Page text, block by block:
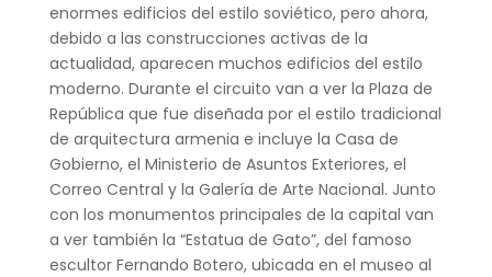
enormes edificios del estilo soviético, pero ahora,
debido a las construcciones activas de la
actualidad, aparecen muchos edificios del estilo
moderno. Durante el circuito van a ver la Plaza de
República que fue diseñada por el estilo tradicional
de arquitectura armenia e incluye la Casa de
Gobierno, el Ministerio de Asuntos Exteriores, el
Correo Central y la Galería de Arte Nacional. Junto
con los monumentos principales de la capital van
a ver también la “Estatua de Gato”, del famoso
escultor Fernando Botero, ubicada en el museo al